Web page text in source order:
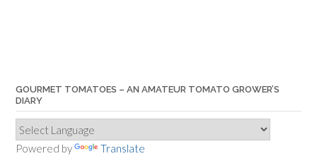
GOURMET TOMATOES – AN AMATEUR TOMATO GROWER’S
DIARY
Powered by Translate